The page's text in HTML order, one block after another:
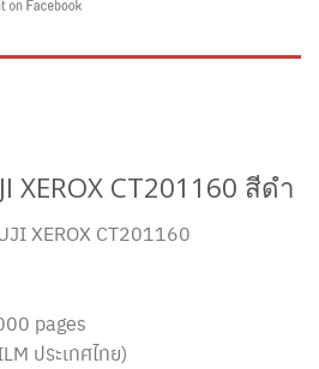
CT201160 สีดำ
XEROX CT201160
pages
ประเทศไทย)